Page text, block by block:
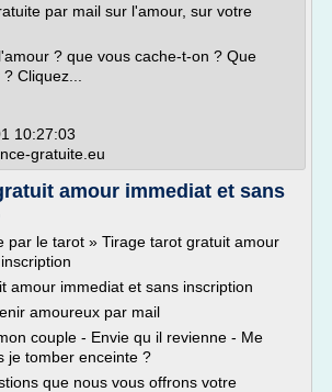
par mail sur l'amour, sur votre
? que vous cache-t-on ? Que
Cliquez...
10:27:03
gratuite.eu
amour immediat et sans
par le tarot » Tirage tarot gratuit amour
amour immediat et sans inscription
amoureux par mail
couple - Envie qu il revienne - Me
je tomber enceinte ?
que nous vous offrons votre